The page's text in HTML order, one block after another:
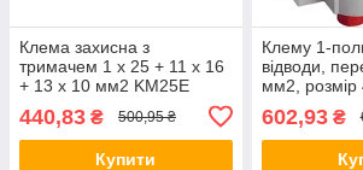
Клема захисна з
тримачем 1 х 25 + 11 х 16
+ 13 х 10 мм2 KM25E
Hager шина заземлення,
для щита Хагер, боксу,
шафи
440,83 ₴ 500,95 ₴
Купити
Клему 1-
відводи,
мм2,
Хагер,
602,93₴